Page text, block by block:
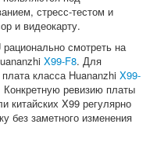
стресс-тестом и
и видеокарту.
смотреть на
X99-F8. Для
класса Huananzhi X99-
ревизию платы
китайских X99 регулярно
без заметного изменения